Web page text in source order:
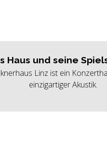
Haus und seine
Linz ist ein
einzigartiger Akustik.